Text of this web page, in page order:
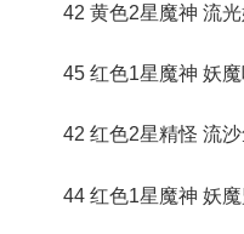
42 黄色2星魔神 流光
45 红色1星魔神 妖魔
42 红色2星精怪 流沙
44 红色1星魔神 妖魔